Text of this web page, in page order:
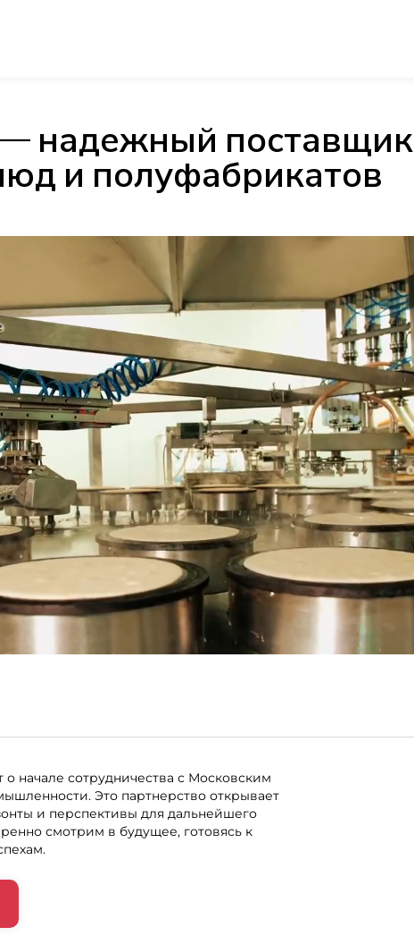
— надежный поставщик
и полуфабрикатов
начале сотрудничества с Московским
Это партнерство открывает
и перспективы для дальнейшего
смотрим в будущее, готовясь к